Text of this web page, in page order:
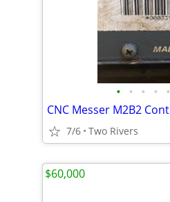
• • • • •
7/6 Two Rivers
$60,000